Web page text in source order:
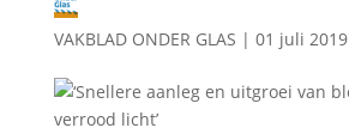
VAKBLAD ONDER GLAS | 01 juli 2019